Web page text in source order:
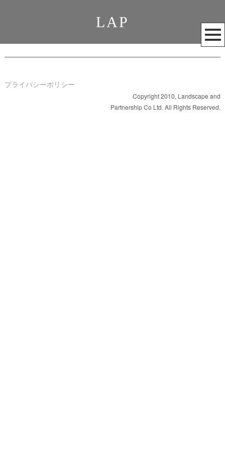
LAP
メ
ニ
ュ
開
く
プライバシーポリシー
Copyright 2010, Landscape and
Partnership Co Ltd. All Rights Reserved.